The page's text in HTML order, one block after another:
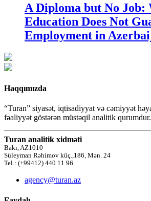
A Diploma but No Job:
Education Does Not
Employment in
Haqqımızda
“Turan” siyasət, iqtisadiyyat və cəmiyyət
fəaliyyət göstərən müstəqil analitik qurumdur.
Turan analitik xidməti
Bakı, AZ1010
Süleyman Rəhimov küç.,186, Mən. 24
Tel.: (+99412) 440 11 96
agency@turan.az